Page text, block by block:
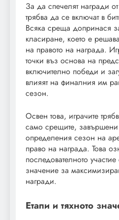
За да спечелят награди
трябва да се включат в
Всяка среща допринася
класиране, което е
на правото на награда.
точки въз основа на
включително победи и
влияят на финалния им
сезон.
Освен това, играчите
само срещите, завършени
определения сезон на
право на награда. Това
последователното
значение за
награди.
Етапи и тяхното